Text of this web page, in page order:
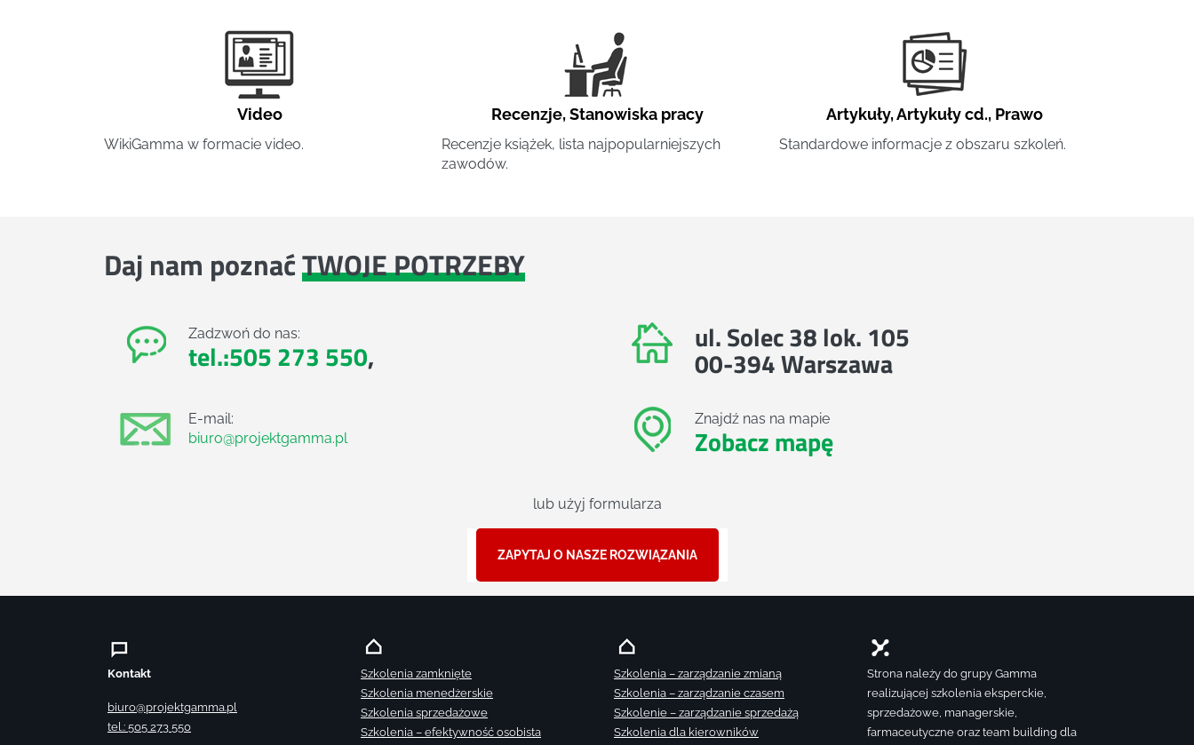
Video
WikiGamma w formacie video.
Recenzje,Stanowiska pracy
Recenzje książek, lista najpopularniejszych
zawodów.
Artykuły,Artykuły cd., Prawo
Standardowe informacje z obszaru szkoleń.
Daj nam poznaćTWOJE POTRZEBY
Zadzwoń do nas:
tel.:505 273 550,
E-mail:
biuro@projektgamma.pl
ul. Solec 38 lok. 105
00-394 Warszawa
Znajdź nas na mapie
Zobacz mapę
lub użyj formularza
ZAPYTAJ O NASZE ROZWIĄZANIA
Kontakt
biuro@projektgamma.pl
tel.: 505 273 550
Szkolenia zamknięte
Szkolenia menedżerskie
Szkolenia sprzedażowe
Szkolenia – efektywność osobista
Szkolenia – zarządzanie zmianą
Szkolenia – zarządzanie czasem
Szkolenie – zarządzanie sprzedażą
Szkolenia dla kierowników
Strona należy do grupy Gamma
realizującej szkolenia eksperckie,
sprzedażowe, managerskie,
farmaceutyczne oraz team building dla